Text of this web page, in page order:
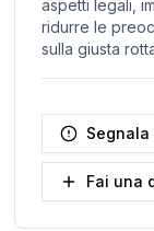
aspetti legali,
ridurre le
sulla giusta
Fai una